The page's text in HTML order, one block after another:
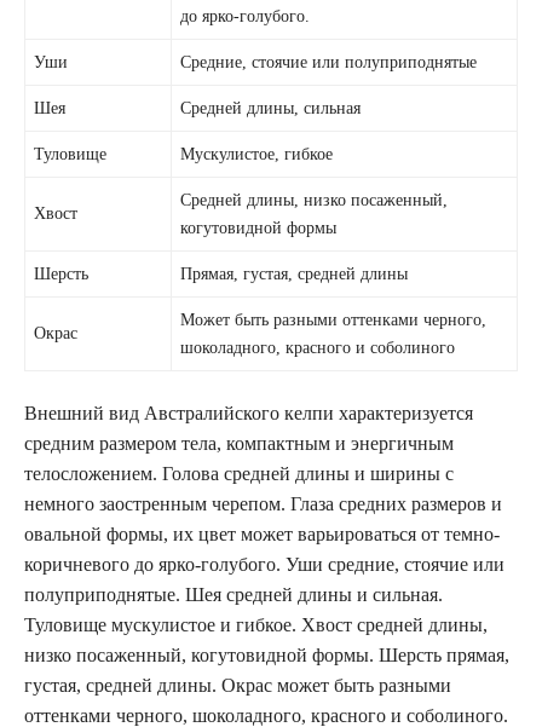
до ярко-голубого.
Уши Средние, стоячие или полуприподнятые
Шея Средней длины, сильная
Туловище Мускулистое, гибкое
Хвост
Средней длины, низко посаженный,
когутовидной формы
Шерсть Прямая, густая, средней длины
Окрас
Может быть разными оттенками черного,
шоколадного, красного и соболиного
Внешний вид Австралийского келпи характеризуется
средним размером тела, компактным и энергичным
телосложением. Голова средней длины и ширины с
немного заостренным черепом. Глаза средних размеров и
овальной формы, их цвет может варьироваться от темно-
коричневого до ярко-голубого. Уши средние, стоячие или
полуприподнятые. Шея средней длины и сильная.
Туловище мускулистое и гибкое. Хвост средней длины,
низко посаженный, когутовидной формы. Шерсть прямая,
густая, средней длины. Окрас может быть разными
оттенками черного, шоколадного, красного и соболиного.